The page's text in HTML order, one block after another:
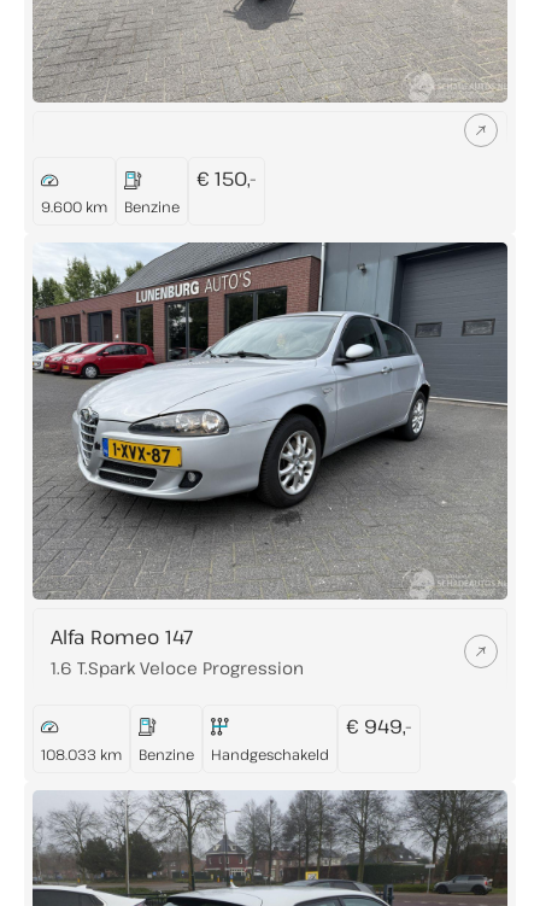
9.600 km Benzine
€ 150,-
Alfa Romeo 147
1.6 T.Spark Veloce Progression
108.033 km Benzine Handgeschakeld
€ 949,-